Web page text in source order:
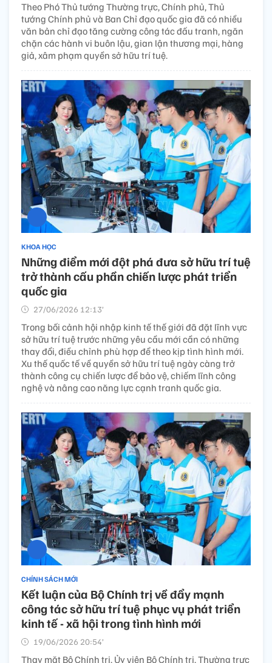
Theo Phó Thủ tướng Thường trực, Chính phủ, Thủ
tướng Chính phủ và Ban Chỉ đạo quốc gia đã có nhiều
văn bản chỉ đạo tăng cường công tác đấu tranh, ngăn
chặn các hành vi buôn lậu, gian lận thương mại, hàng
giả, xâm phạm quyền sở hữu trí tuệ.
KHOA HỌC
Những điểm mới đột phá đưa sở hữu trí tuệ
trở thành cấu phần chiến lược phát triển
quốc gia
27/06/2026 12:13’
Trong bối cảnh hội nhập kinh tế thế giới đã đặt lĩnh vực
sở hữu trí tuệ trước những yêu cầu mới cần có những
thay đổi, điều chỉnh phù hợp để theo kịp tình hình mới.
Xu thế quốc tế về quyền sở hữu trí tuệ ngày càng trở
thành công cụ chiến lược để bảo vệ, chiếm lĩnh công
nghệ và nâng cao năng lực cạnh tranh quốc gia.
CHÍNH SÁCH MỚI
Kết luận của Bộ Chính trị về đẩy mạnh
công tác sở hữu trí tuệ phục vụ phát triển
kinh tế - xã hội trong tình hình mới
19/06/2026 20:54’
Thay mặt Bộ Chính trị, Ủy viên Bộ Chính trị, Thường trực